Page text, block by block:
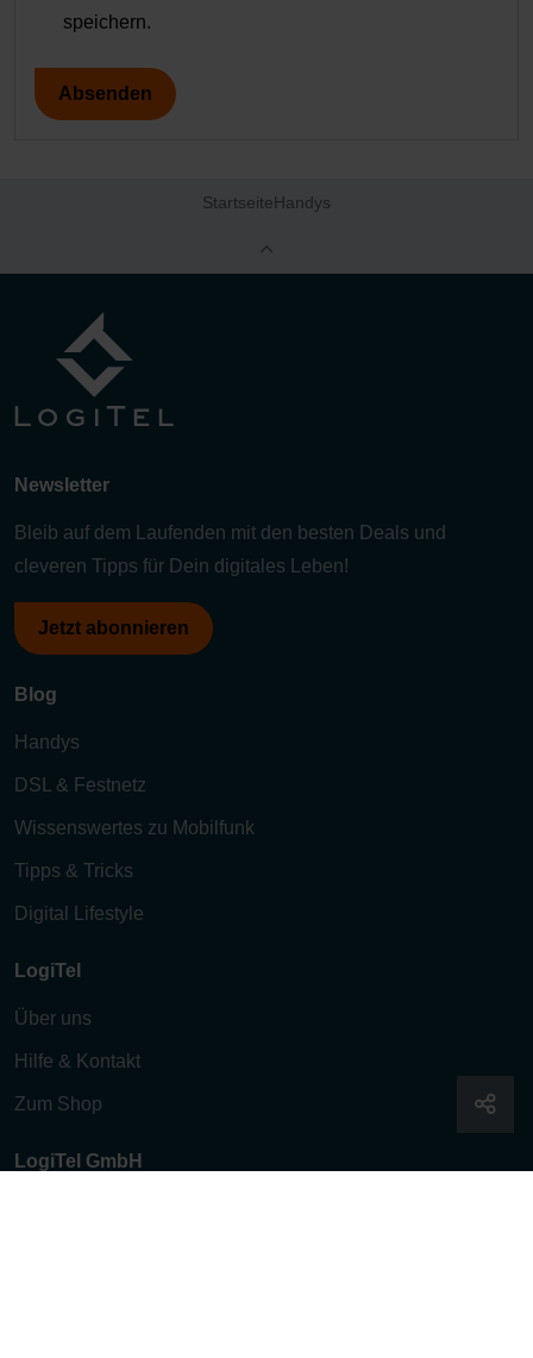
speichern.
StartseiteHandys
Newsletter
Bleib auf dem Laufenden mit den besten Deals und
cleveren Tipps für Dein digitales Leben!
Jetzt abonnieren
Blog
Handys
DSL & Festnetz
Wissenswertes zu Mobilfunk
Tipps & Tricks
Digital Lifestyle
LogiTel
Über uns
Hilfe & Kontakt
Zum Shop
LogiTel GmbH